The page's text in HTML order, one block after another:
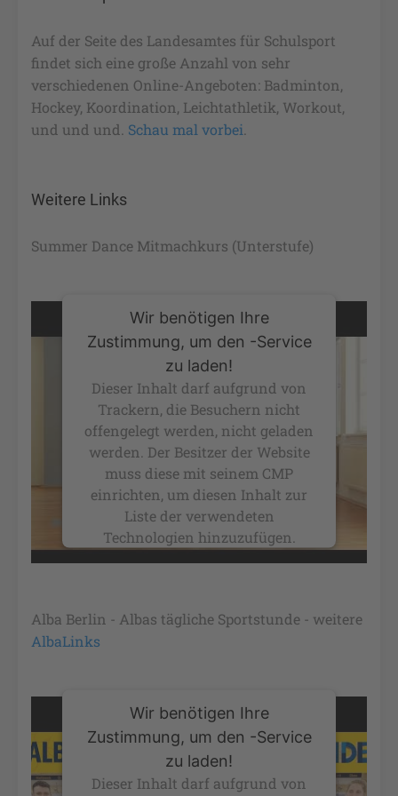
Auf der Seite des Landesamtes für Schulsport
findet sich eine große Anzahl von sehr
verschiedenen Online-Angeboten: Badminton,
Hockey, Koordination, Leichtathletik, Workout,
und und und. Schau mal vorbei
Weitere Links
Summer Dance Mitmachkurs (Unterstufe)
Wir benötigen Ihre
Zustimmung, um den -Service
zu laden!
Dieser Inhalt darf aufgrund von
Trackern, die Besuchern nicht
offengelegt werden, nicht geladen
werden. Der Besitzer der Website
muss diese mit seinem CMP
einrichten, um diesen Inhalt zur
Liste der verwendeten
Technologien hinzuzufügen.
Alba Berlin - Albas tägliche Sportstunde - weitere
AlbaLinks
Wir benötigen Ihre
Zustimmung, um den -Service
zu laden!
Dieser Inhalt darf aufgrund von